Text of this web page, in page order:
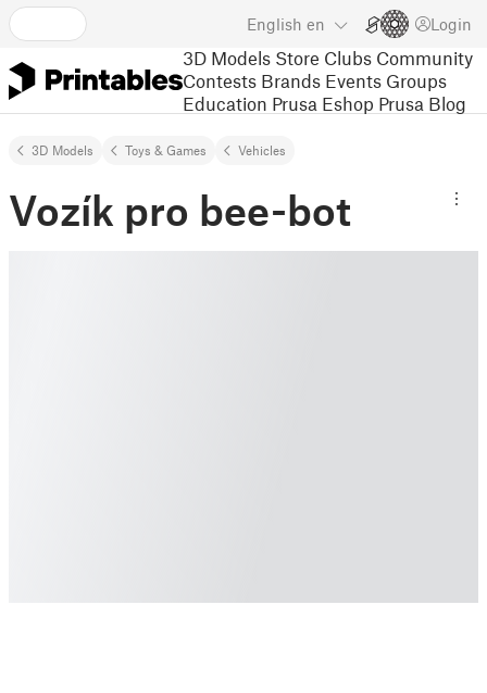
English en Login
3D Models Store Clubs Community
Contests Brands Events Groups
Education Prusa Eshop Prusa Blog
3D Models Toys & Games Vehicles
Vozík pro bee-bot